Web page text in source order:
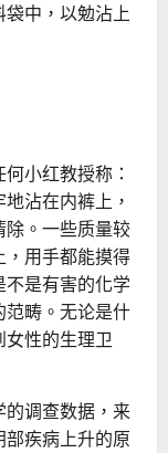
中，以勉沾上
小红教授称：
沾在内裤上，
。一些质量较
用手都能摸得
不是有害的化学
畴。无论是什
女性的生理卫
调查数据，来
疾病上升的原